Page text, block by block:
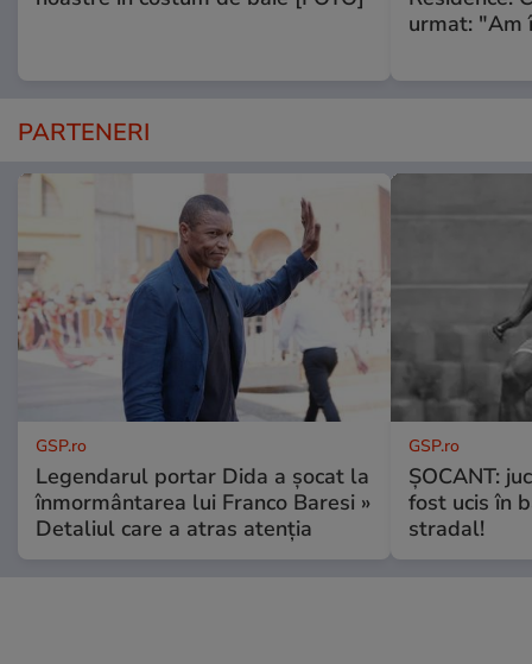
urmat: "Am
PARTENERI
GSP.ro
Legendarul portar Dida a șocat la
înmormântarea lui Franco Baresi »
Detaliul care a atras atenția
GSP.ro
ȘOCANT:
fost ucis în
stradal!